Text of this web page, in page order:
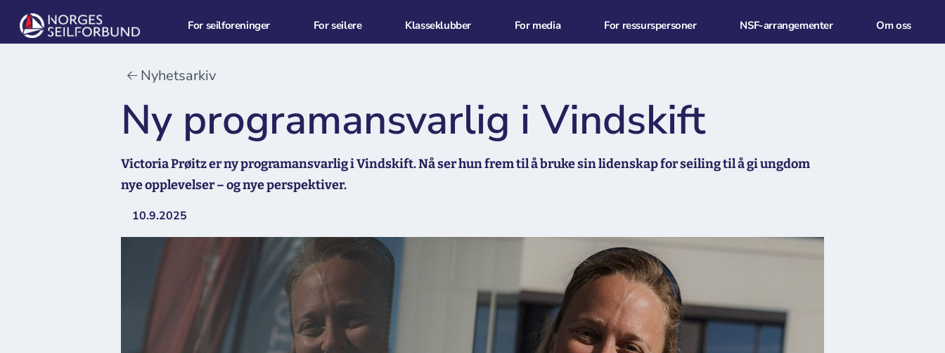
For seilforeninger For seilere Klasseklubber For media For ressurspersoner NSF-arrangementer Om oss
Nyhetsarkiv
Ny programansvarlig i Vindskift
Victoria Prøitz er ny programansvarlig i Vindskift. Nå ser hun frem til å bruke sin lidenskap for seiling til å gi ungdom
nye opplevelser – og nye perspektiver.
10.9.2025